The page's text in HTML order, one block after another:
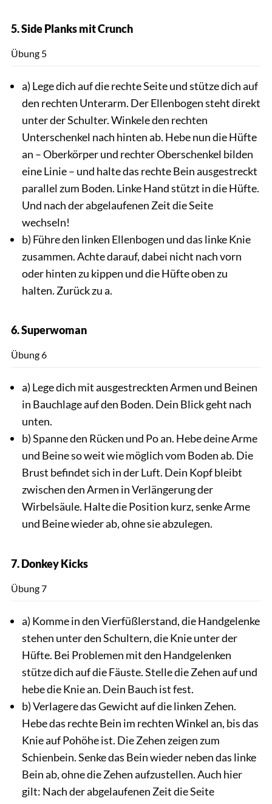
5. Side Planks mit Crunch
Übung 5
a) Lege dich auf die rechte Seite und stütze dich auf
den rechten Unterarm. Der Ellenbogen steht direkt
unter der Schulter. Winkele den rechten
Unterschenkel nach hinten ab. Hebe nun die Hüfte
an – Oberkörper und rechter Oberschenkel bilden
eine Linie – und halte das rechte Bein ausgestreckt
parallel zum Boden. Linke Hand stützt in die Hüfte.
Und nach der abgelaufenen Zeit die Seite
wechseln!
b) Führe den linken Ellenbogen und das linke Knie
zusammen. Achte darauf, dabei nicht nach vorn
oder hinten zu kippen und die Hüfte oben zu
halten. Zurück zu a.
6. Superwoman
Übung 6
a) Lege dich mit ausgestreckten Armen und Beinen
in Bauchlage auf den Boden. Dein Blick geht nach
unten.
b) Spanne den Rücken und Po an. Hebe deine Arme
und Beine so weit wie möglich vom Boden ab. Die
Brust befindet sich in der Luft. Dein Kopf bleibt
zwischen den Armen in Verlängerung der
Wirbelsäule. Halte die Position kurz, senke Arme
und Beine wieder ab, ohne sie abzulegen.
7. Donkey Kicks
Übung 7
a) Komme in den Vierfüßlerstand, die Handgelenke
stehen unter den Schultern, die Knie unter der
Hüfte. Bei Problemen mit den Handgelenken
stütze dich auf die Fäuste. Stelle die Zehen auf und
hebe die Knie an. Dein Bauch ist fest.
b) Verlagere das Gewicht auf die linken Zehen.
Hebe das rechte Bein im rechten Winkel an, bis das
Knie auf Pohöhe ist. Die Zehen zeigen zum
Schienbein. Senke das Bein wieder neben das linke
Bein ab, ohne die Zehen aufzustellen. Auch hier
gilt: Nach der abgelaufenen Zeit die Seite